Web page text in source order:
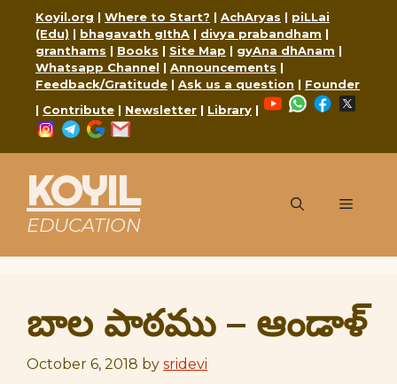
content
Koyil.org | Where to Start? | AchAryas | piLLai
(Edu) | bhagavath gIthA | divya prabandham |
granthams | Books | Site Map | gyAna dhAnam |
Whatsapp Channel | Announcements |
Feedback/Gratitude | Ask us a question | Founder
| Contribute | Newsletter | Library |
YouTubeWhatsApp
Facebook
Instagram
Telegram
Google
KOYIL
EDUCATION
Menu
బాల పాఠము – ఆండాళ్
October 6, 2018 by sridevi